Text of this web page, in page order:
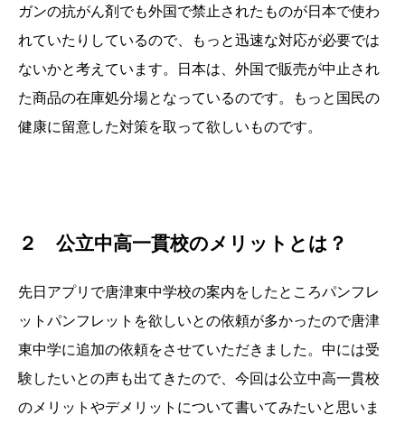
ガンの抗がん剤でも外国で禁止されたものが日本で使わ
れていたりしているので、もっと迅速な対応が必要では
ないかと考えています。日本は、外国で販売が中止され
た商品の在庫処分場となっているのです。もっと国民の
健康に留意した対策を取って欲しいものです。
２ 公立中高一貫校のメリットとは？
先日アプリで唐津東中学校の案内をしたところパンフレ
ットパンフレットを欲しいとの依頼が多かったので唐津
東中学に追加の依頼をさせていただきました。中には受
験したいとの声も出てきたので、今回は公立中高一貫校
のメリットやデメリットについて書いてみたいと思いま